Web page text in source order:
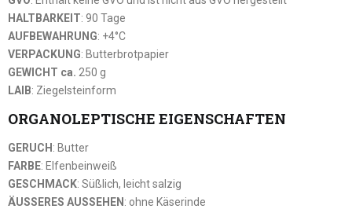
HALTBARKEIT: 90 Tage
AUFBEWAHRUNG: +4°C
VERPACKUNG: Butterbrotpapier
GEWICHT ca. 250 g
LAIB: Ziegelsteinform
ORGANOLEPTISCHE EIGENSCHAFTEN
GERUCH : Butter
FARBE: Elfenbeinweiß
GESCHMACK: Süßlich, leicht salzig
ÄUSSERES AUSSEHEN : ohne Käserinde